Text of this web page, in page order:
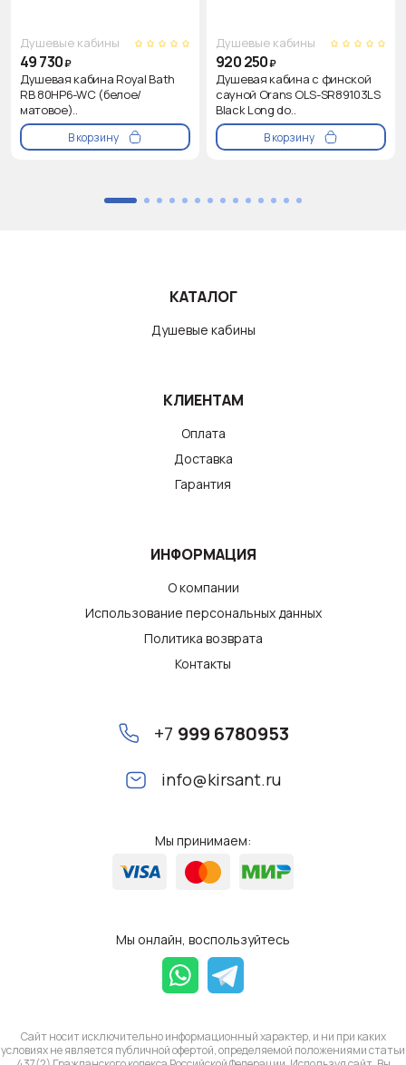
Душевые кабины
49 730₽
Душевая кабина Royal Bath
RB 80HP6-WC (белое/
матовое)..
В корзину
Душевые кабины
920 250₽
Душевая кабина с финской
сауной Orans OLS-SR89103LS
Black Long do..
В корзину
КАТАЛОГ
Душевые кабины
КЛИЕНТАМ
Оплата
Доставка
Гарантия
ИНФОРМАЦИЯ
О компании
Использование персональных данных
Политика возврата
Контакты
+7 999 6780953
info@kirsant.ru
Мы принимаем:
Мы онлайн, воспользуйтесь
Сайт носит исключительно информационный характер, и ни при каких
условиях не является публичной офертой, определяемой положениями статьи